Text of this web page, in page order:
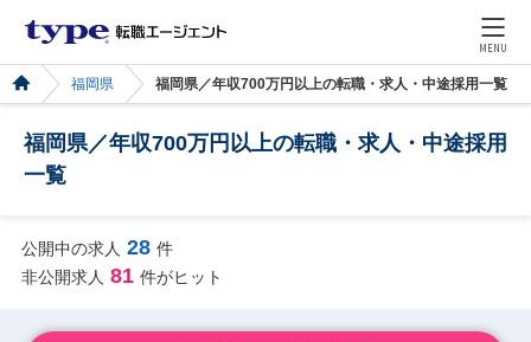
MENU
福岡県 福岡県／年収700万円以上の転職・求人・中途採用一覧
福岡県／年収700万円以上の転職・求人・中途採用
一覧
公開中の求人 28 件
非公開求人 81 件がヒット